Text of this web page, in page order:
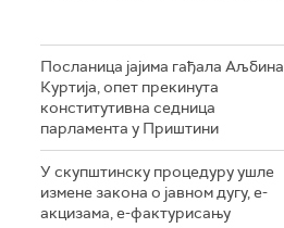
Посланица јајима гађала Аљбина
Куртија, опет прекинута
конститутивна седница
парламента у Приштини
У скупштинску процедуру ушле
измене закона о јавном дугу, е-
акцизама, е-фактурисању